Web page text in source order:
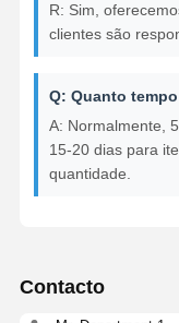
R: Sim,
clientes são
Q: Quanto
A: Normalmente,
15-20 dias para
quantidade.
Contacto